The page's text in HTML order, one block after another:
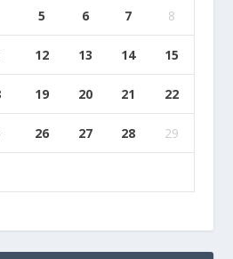
5 6 7 8
12 13 14 15
19 20 21 22
26 27 28 29